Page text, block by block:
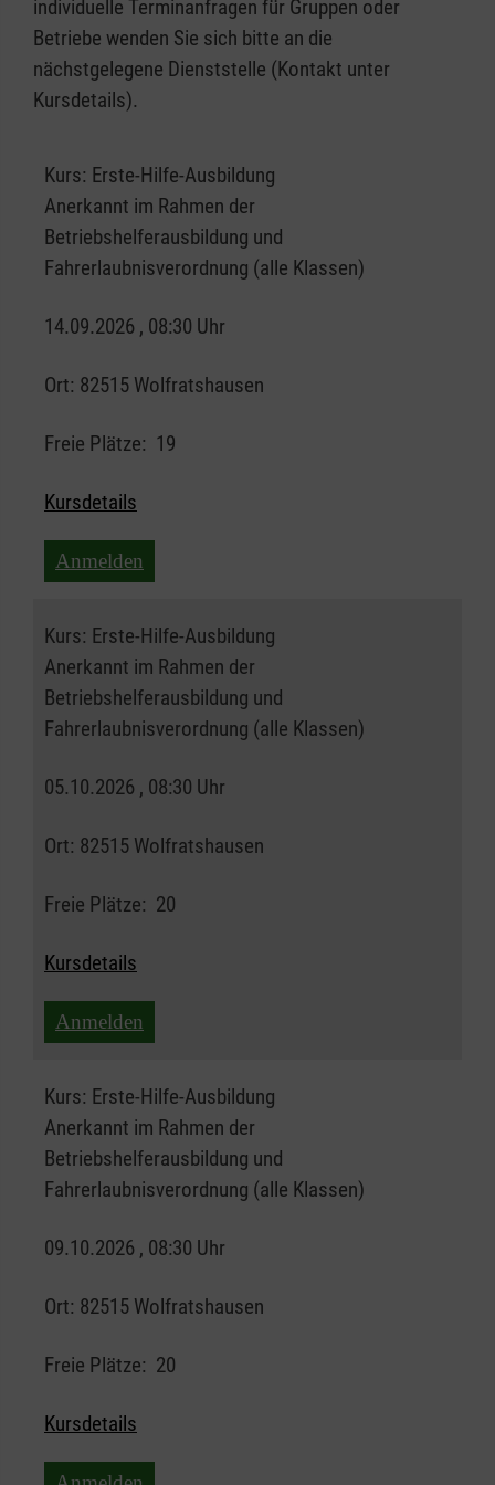
individuelle Terminanfragen für Gruppen oder
Betriebe wenden Sie sich bitte an die
nächstgelegene Dienststelle (Kontakt unter
Kursdetails).
Kurs: Erste-Hilfe-Ausbildung
Anerkannt im Rahmen der
Betriebshelferausbildung und
Fahrerlaubnisverordnung (alle Klassen)
14.09.2026 , 08:30 Uhr
Ort: 82515 Wolfratshausen
Freie Plätze: 19
Kursdetails
Anmelden
Kurs: Erste-Hilfe-Ausbildung
Anerkannt im Rahmen der
Betriebshelferausbildung und
Fahrerlaubnisverordnung (alle Klassen)
05.10.2026 , 08:30 Uhr
Ort: 82515 Wolfratshausen
Freie Plätze: 20
Kursdetails
Anmelden
Kurs: Erste-Hilfe-Ausbildung
Anerkannt im Rahmen der
Betriebshelferausbildung und
Fahrerlaubnisverordnung (alle Klassen)
09.10.2026 , 08:30 Uhr
Ort: 82515 Wolfratshausen
Freie Plätze: 20
Kursdetails